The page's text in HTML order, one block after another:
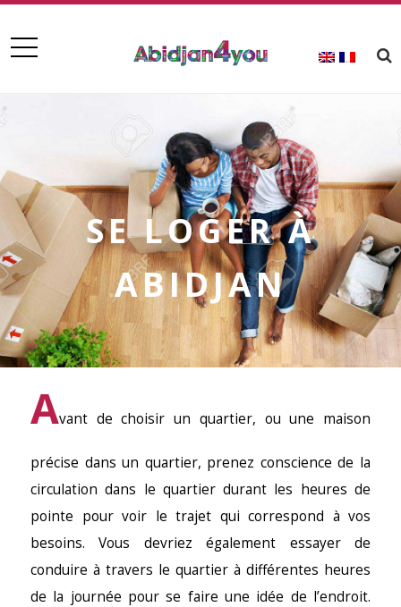
SE LOGER À
ABIDJAN
Avant de choisir un quartier, ou une maison
précise dans un quartier, prenez conscience de la
circulation dans le quartier durant les heures de
pointe pour voir le trajet qui correspond à vos
besoins. Vous devriez également essayer de
conduire à travers le quartier à différentes heures
de la journée pour se faire une idée de l’endroit.